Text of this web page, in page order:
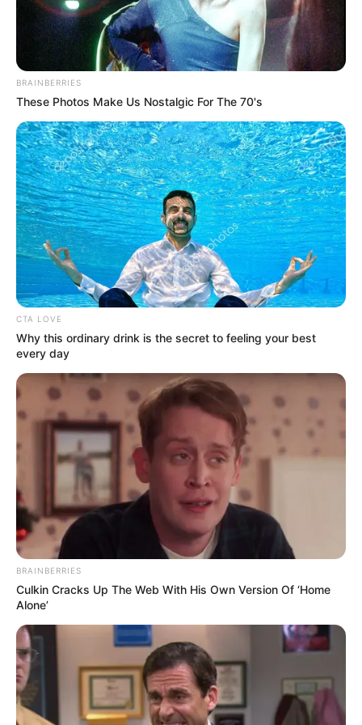
Aqeela Calista
BRAINBERRIES
These Photos Make Us Nostalgic For The 70's
CTA LOVE
Why this ordinary drink is the secret to feeling your best
every day
BRAINBERRIES
Culkin Cracks Up The Web With His Own Version Of ‘Home
Alone’